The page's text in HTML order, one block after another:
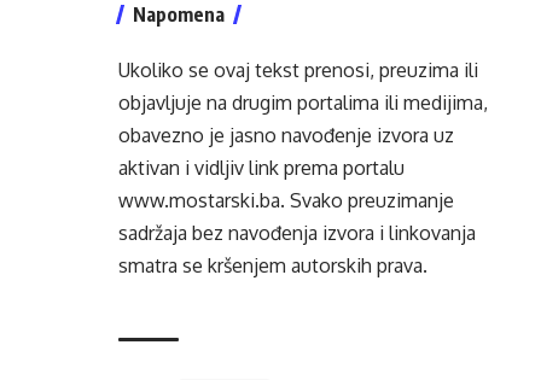
Napomena
Ukoliko se ovaj tekst prenosi, preuzima ili
objavljuje na drugim portalima ili medijima,
obavezno je jasno navođenje izvora uz
aktivan i vidljiv link prema portalu
www.mostarski.ba. Svako preuzimanje
sadržaja bez navođenja izvora i linkovanja
smatra se kršenjem autorskih prava.